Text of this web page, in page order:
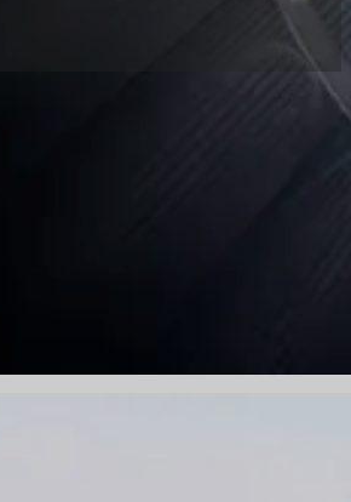
en componentes internos de